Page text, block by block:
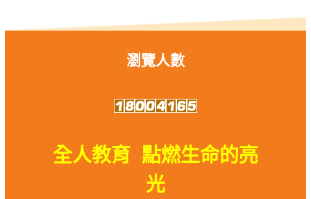
瀏覽人數
全人教育 點燃生命的亮
光